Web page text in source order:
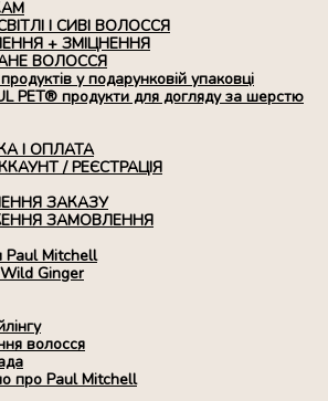
І СИВІ ВОЛОССЯ
+ ЗМІЦНЕННЯ
ВОЛОССЯ
у подарунковій упаковці
PET® продукти для догляду за шерстю
І ОПЛАТА
/ РЕЄСТРАЦІЯ
ЗАКАЗУ
ЗАМОВЛЕННЯ
Paul Mitchell
Ginger
волосся
про Paul Mitchell